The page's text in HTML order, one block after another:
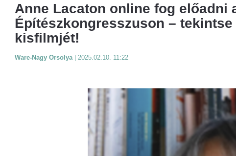
Anne Lacaton online fog előadni
Építészkongresszuson –
kisfilmjét!
Ware-Nagy Orsolya 2025.02.10. 11:22